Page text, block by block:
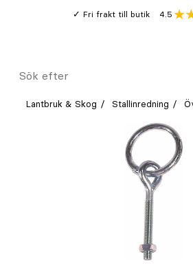
Fri frakt till butik 4.5
Meny
Sök
Lantbruk & Skog Stallinredning